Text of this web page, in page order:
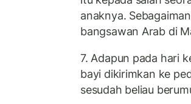
anaknya.
bangsawan Arab di
7. Adapun pada hari
bayi dikirimkan ke
sesudah beliau